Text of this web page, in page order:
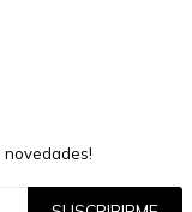
novedades!